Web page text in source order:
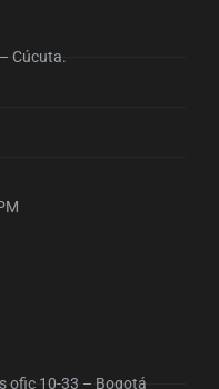
Cúcuta.
ofic 10-33 – Bogotá